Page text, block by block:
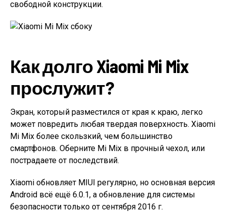
свободной конструкции.
Как долго Xiaomi Mi Mix
прослужит?
Экран, который разместился от края к краю, легко
может повредить любая твердая поверхность. Xiaomi
Mi Mix более скользкий, чем большинство
смартфонов. Оберните Mi Mix в прочный чехол, или
пострадаете от последствий.
Xiaomi обновляет MIUI регулярно, но основная версия
Android всё ещё 6.0.1, а обновление для системы
безопасности только от сентября 2016 г.